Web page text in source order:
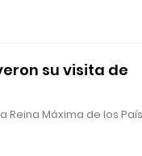
su visita de
Reina Máxima de los